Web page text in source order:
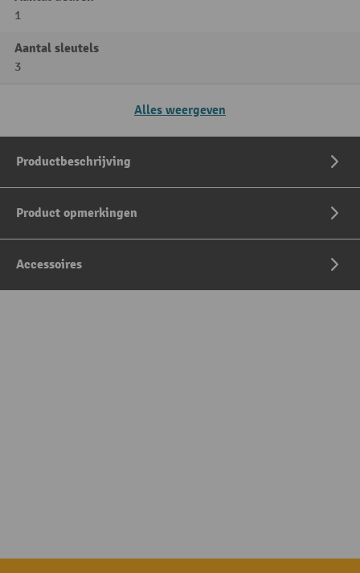
1
Aantal sleutels
3
Alles weergeven
Productbeschrijving
Product opmerkingen
Accessoires